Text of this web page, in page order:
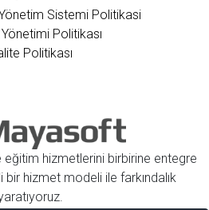
Sistemi Politikasi
Politikası
Politikası
eğitim hizmetlerini birbirine entegre
hizmet modeli ile farkındalık